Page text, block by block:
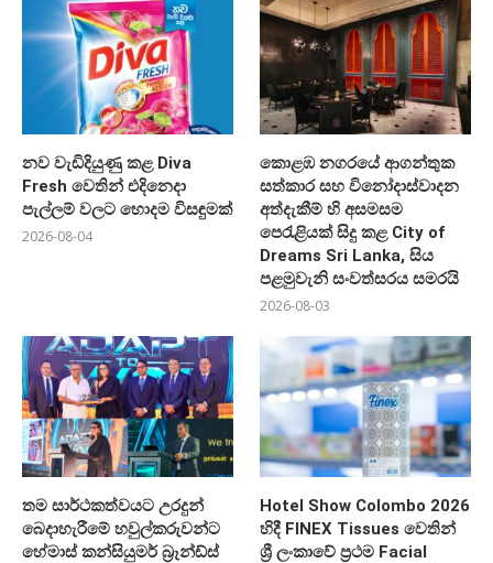
නව වැඩිදියුණු කළ Diva
Fresh වෙතින් එදිනෙදා
පැල්ලම් වලට හොදම විසඳුමක්
2026-08-04
කොළඹ නගරයේ ආගන්තුක
සත්කාර සහ විනෝදාස්වාදන
අත්දැකීම් හි අසමසම
පෙරැළියක් සිදු කළ City of
Dreams Sri Lanka, සිය
පළමුවැනි සංවත්සරය සමරයි
2026-08-03
තම සාර්ථකත්වයට උරදුන්
බෙදාහැරීමේ හවුල්කරුවන්ට
හේමාස් කන්සියුමර් බ්‍රෑන්ඩ්ස්
Hotel Show Colombo 2026
හිදී FINEX Tissues වෙතින්
ශ්‍රී ලංකාවේ ප්‍රථම Facial